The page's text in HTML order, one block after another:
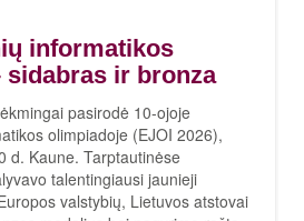
informatikos
sidabras ir bronza
pasirodė 10-ojoje
olimpiadoje (EJOI 2026),
d. Kaune. Tarptautinėse
talentingiausi jaunieji
valstybių, Lietuvos atstovai